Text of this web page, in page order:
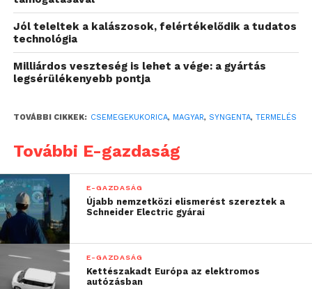
súlyosságától. A betakarított csemegekukorica döntő
részét a hazai konzerv- és fagyasztóüzemekben
dolgozzák fel. A magyarországi ágazat fő
exportpiacai között szerepel Európa számos országa,
az Egyesült Királyság, Oroszország és Japán. Bár a
átlagnál, az ipari felhasználás továbbra is stabil
Versenyképesség: innovatív
technológia és alkalmazkodás a
változásokhoz
„A hazai termelők
versenyképességének
Jól teleltek a kalászosok, felértékelődik a tudatos
technológia
Milliárdos veszteség is lehet a vége: a gyártás
legsérülékenyebb pontja
TOVÁBBI CIKKEK: CSEMEGEKUKORICA, MAGYAR, SYNGENTA, TERMELÉS
További E-gazdaság
E-GAZDASÁG
Újabb nemzetközi elismerést szereztek a
Schneider Electric gyárai
E-GAZDASÁG
Kettészakadt Európa az elektromos
autózásban